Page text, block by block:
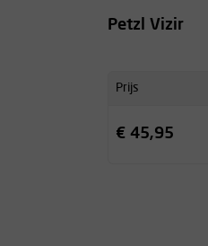
Petzl Vizir
Prijs
€ 45,95